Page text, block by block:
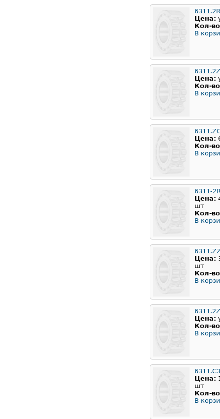
Цена:
Кол-
В
6311.2Z
Цена:
Кол-
В
Цена:
Кол-
В
6311-
Цена:
шт
Кол-
В
Цена:
шт
Кол-
В
6311.2Z
Цена:
Кол-
В
6311.C3
Цена:
шт
Кол-
В